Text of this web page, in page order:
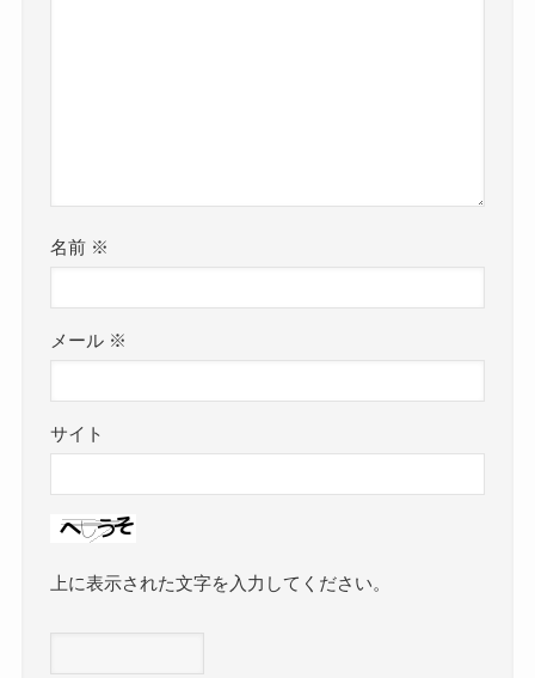
名前 ※
メール ※
サイト
上に表示された文字を入力してください。